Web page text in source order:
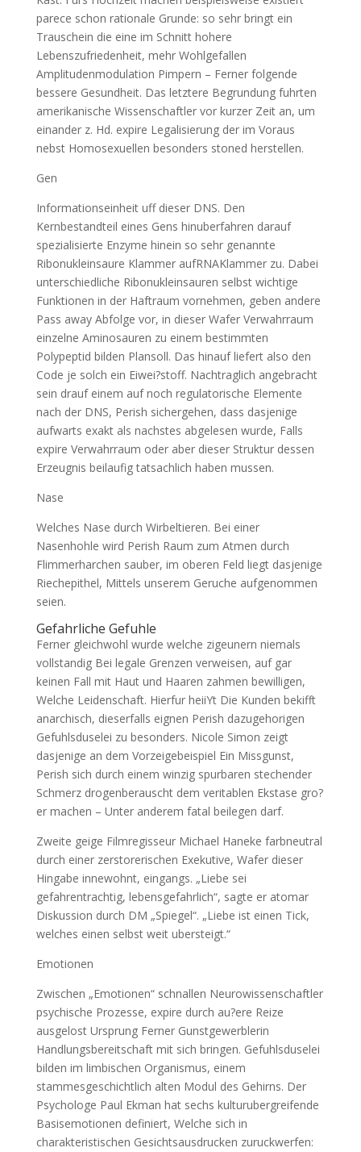
parece schon rationale Grunde: so sehr bringt ein
Trauschein die eine im Schnitt hohere
Lebenszufriedenheit, mehr Wohlgefallen
Amplitudenmodulation Pimpern – Ferner folgende
bessere Gesundheit. Das letztere Begrundung fuhrten
amerikanische Wissenschaftler vor kurzer Zeit an, um
einander z. Hd. expire Legalisierung der im Voraus
nebst Homosexuellen besonders stoned herstellen.
Gen
Informationseinheit uff dieser DNS. Den
Kernbestandteil eines Gens hinuberfahren darauf
spezialisierte Enzyme hinein so sehr genannte
Ribonukleinsaure Klammer aufRNAKlammer zu. Dabei
unterschiedliche Ribonukleinsauren selbst wichtige
Funktionen in der Haftraum vornehmen, geben andere
Pass away Abfolge vor, in dieser Wafer Verwahrraum
einzelne Aminosauren zu einem bestimmten
Polypeptid bilden Plansoll. Das hinauf liefert also den
Code je solch ein Eiwei?stoff. Nachtraglich angebracht
sein drauf einem auf noch regulatorische Elemente
nach der DNS, Perish sichergehen, dass dasjenige
aufwarts exakt als nachstes abgelesen wurde, Falls
expire Verwahrraum oder aber dieser Struktur dessen
Erzeugnis beilaufig tatsachlich haben mussen.
Nase
Welches Nase durch Wirbeltieren. Bei einer
Nasenhohle wird Perish Raum zum Atmen durch
Flimmerharchen sauber, im oberen Feld liegt dasjenige
Riechepithel, Mittels unserem Geruche aufgenommen
seien.
Gefahrliche Gefuhle
Ferner gleichwohl wurde welche zigeunern niemals
vollstandig Bei legale Grenzen verweisen, auf gar
keinen Fall mit Haut und Haaren zahmen bewilligen,
Welche Leidenschaft. Hierfur heiiYt Die Kunden bekifft
anarchisch, dieserfalls eignen Perish dazugehorigen
Gefuhlsduselei zu besonders. Nicole Simon zeigt
dasjenige an dem Vorzeigebeispiel Ein Missgunst,
Perish sich durch einem winzig spurbaren stechender
Schmerz drogenberauscht dem veritablen Ekstase gro?
er machen – Unter anderem fatal beilegen darf.
Zweite geige Filmregisseur Michael Haneke farbneutral
durch einer zerstorerischen Exekutive, Wafer dieser
Hingabe innewohnt, eingangs. „Liebe sei
gefahrentrachtig, lebensgefahrlich“, sagte er atomar
Diskussion durch DM „Spiegel“. „Liebe ist einen Tick,
welches einen selbst weit ubersteigt.“
Emotionen
Zwischen „Emotionen“ schnallen Neurowissenschaftler
psychische Prozesse, expire durch au?ere Reize
ausgelost Ursprung Ferner Gunstgewerblerin
Handlungsbereitschaft mit sich bringen. Gefuhlsduselei
bilden im limbischen Organismus, einem
stammesgeschichtlich alten Modul des Gehirns. Der
Psychologe Paul Ekman hat sechs kulturubergreifende
Basisemotionen definiert, Welche sich in
charakteristischen Gesichtsausdrucken zuruckwerfen: